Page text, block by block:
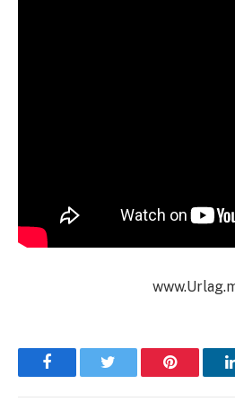
FacebookTwitter Pinterest